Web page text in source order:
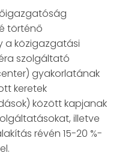
történő
a közigazgatási
szolgáltató
gyakorlatának
keretek
között kapjanak
illetve
révén 15-20 %-